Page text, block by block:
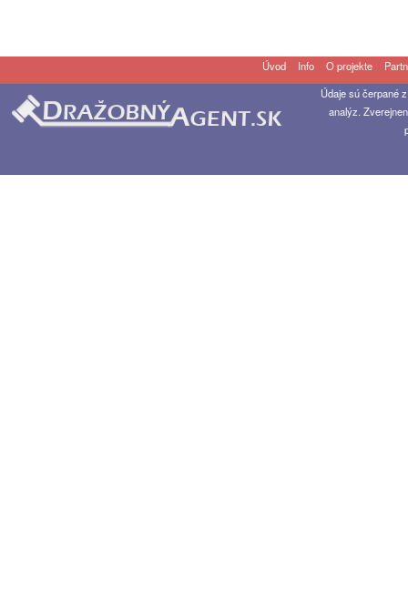
Úvod Info O projekte
Údaje sú čerpané
analýz.